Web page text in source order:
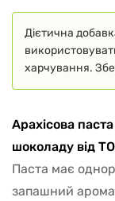
Дієтична
харчування.
Арахісова
шоколаду від
Паста має
запашний